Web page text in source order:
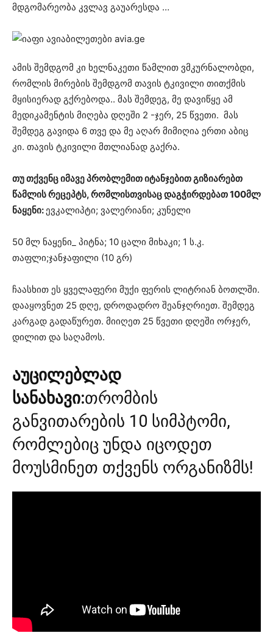
მდგომარეობა კვლავ გაუარესდა …
ამის შემდგომ კი ხელნაკეთი წამლით ვმკურნალობდი,
რომლის მირების შემდგომ თავის ტკივილი თითქმის
მყისიერად გქრებოდა.. მას შემდეგ, მე დავიწყე ამ
მედიკამენტის მიღება დღეში 2 -ჯერ, 25 წვეთი. მას
შემდეგ გავიდა 6 თვე და მე აღარ მიმიღია ერთი აბიც
კი. თავის ტკივილი მთლიანად გაქრა.
თუ თქვენც იმავე პრობლემით იტანჯებით გიზიარებთ
წამლის რეცეპტს, რომლისთვისაც დაგჭირდებათ 100მლ
ნაყენი: ევკალიპტი; ვალერიანი; კუნელი
50 მლ ნაყენი_ პიტნა; 10 ცალი მიხაკი; 1 ს.კ.
თაფლი;ჯანჯაფილი (10 გრ)
ჩაასხით ეს ყველაფერი მუქი ფერის ლიტრიან ბოთლში.
დააყოვნეთ 25 დღე, დროდადრო შეანჯღრიეთ. შემდეგ
კარგად გადაწურეთ. მიიღეთ 25 წვეთი დღეში ორჯერ,
დილით და საღამოს.
აუცილებლად
სანახავი:თრომბის
განვითარების 10 სიმპტომი,
რომლებიც უნდა იცოდეთ
მოუსმინეთ თქვენს ორგანიზმს!